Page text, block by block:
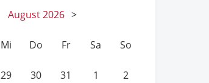
August2026 >
Mi Do Fr Sa So
29 30 31 1 2